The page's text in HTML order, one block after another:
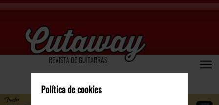
REVISTA DE GUITARRAS
Política de cookies